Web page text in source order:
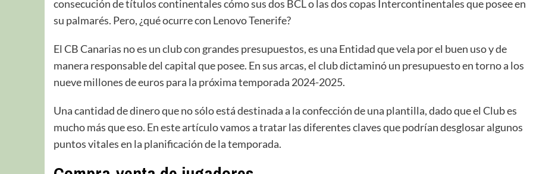
consecución de títulos continentales cómo sus dos BCL o las dos copas Intercontinentales que posee en
su palmarés. Pero, ¿qué ocurre con Lenovo Tenerife?
El CB Canarias no es un club con grandes presupuestos, es una Entidad que vela por el buen uso y de
manera responsable del capital que posee. En sus arcas, el club dictaminó un presupuesto en torno a los
nueve millones de euros para la próxima temporada 2024-2025.
Una cantidad de dinero que no sólo está destinada a la confección de una plantilla, dado que el Club es
mucho más que eso. En este artículo vamos a tratar las diferentes claves que podrían desglosar algunos
puntos vitales en la planificación de la temporada.